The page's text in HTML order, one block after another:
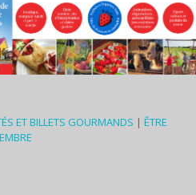
ET BILLETS GOURMANDS | ÊTRE